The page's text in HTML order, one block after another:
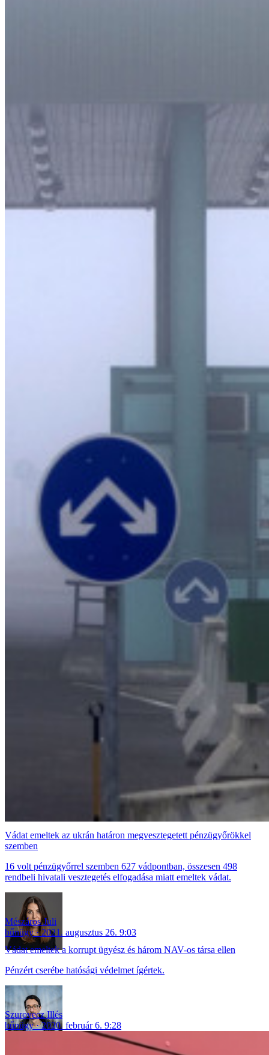
Vádat emeltek az ukrán határon megvesztegetett pénzügyőrökkel
szemben
16 volt pénzügyőrrel szemben 627 vádpontban, összesen 498
rendbeli hivatali vesztegetés elfogadása miatt emeltek vádat.
Mészáros Juli
bűnügy
2021. augusztus 26. 9:03
Vádat emeltek a korrupt ügyész és három NAV-os társa ellen
Pénzért cserébe hatósági védelmet ígértek.
Szurovecz Illés
bűnügy
2020. február 6. 9:28